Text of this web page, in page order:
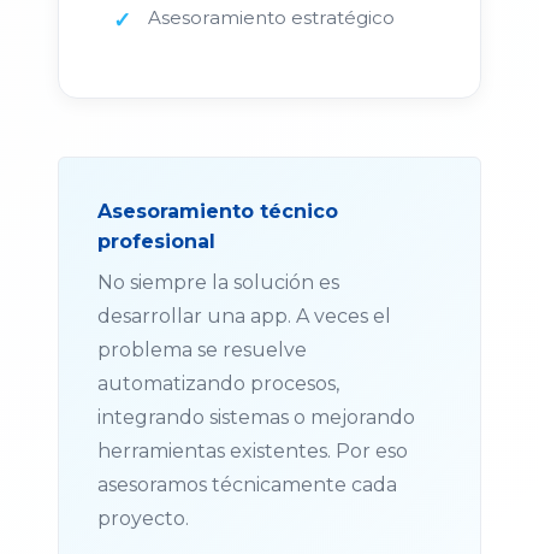
Asesoramiento estratégico
Asesoramiento técnico
profesional
No siempre la solución es
desarrollar una app. A veces el
problema se resuelve
automatizando procesos,
integrando sistemas o mejorando
herramientas existentes. Por eso
asesoramos técnicamente cada
proyecto.